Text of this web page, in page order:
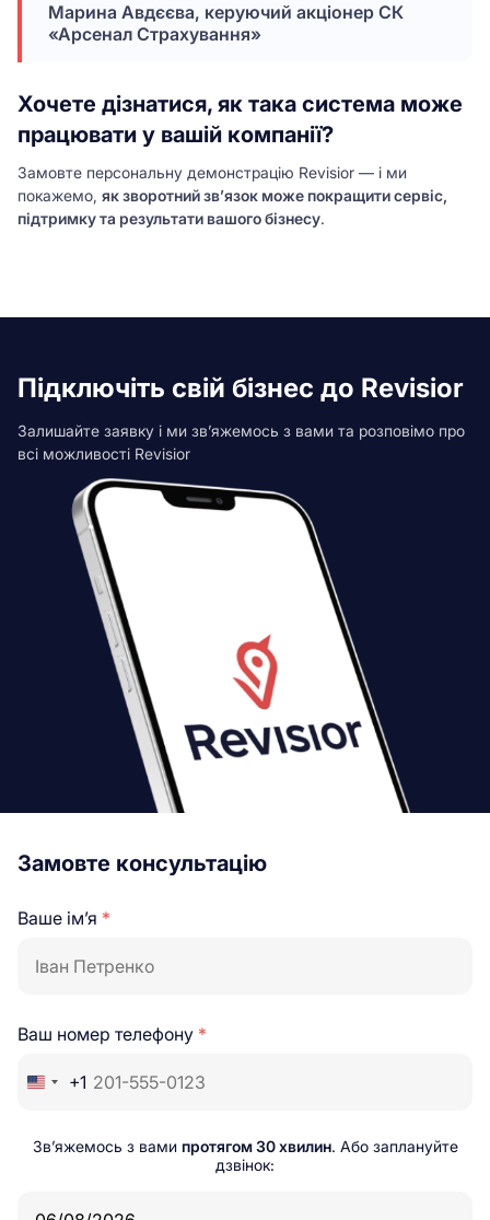
Марина Авдєєва, керуючий акціонер СК
«Арсенал Страхування»
Хочете дізнатися, як така система може
працювати у вашій компанії?
Замовте персональну демонстрацію Revisior — і ми
покажемо, як зворотний зв’язок може покращити сервіс,
підтримку та результати вашого бізнесу.
Підключіть свій бізнес до Revisior
Залишайте заявку і ми зв’яжемось з вами та розповімо про
всі можливості Revisior
Замовте консультацію
Ваше ім’я *
Ваш номер телефону *
+1
Зв’яжемось з вами протягом 30 хвилин. Або заплануйте
дзвінок: